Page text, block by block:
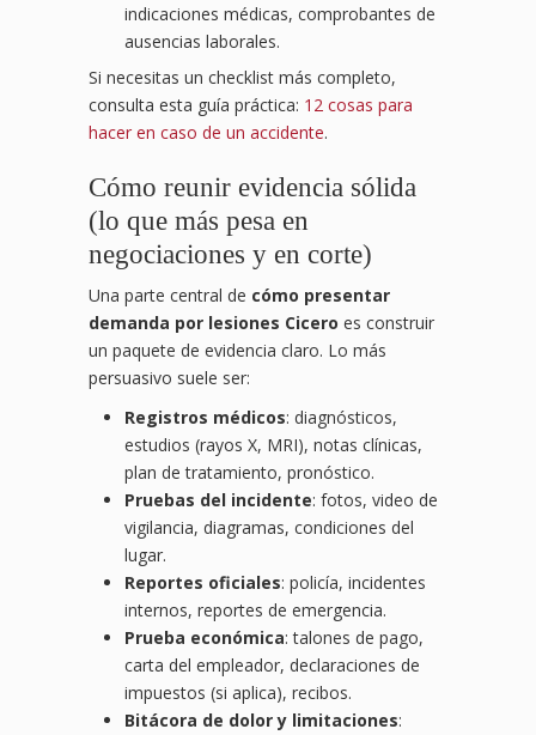
indicaciones médicas, comprobantes de
ausencias laborales.
Si necesitas un checklist más completo,
consulta esta guía práctica: 12 cosas para
hacer en caso de un accidente.
Cómo reunir evidencia sólida
(lo que más pesa en
negociaciones y en corte)
Una parte central de cómo presentar
demanda por lesiones Cicero es construir
un paquete de evidencia claro. Lo más
persuasivo suele ser:
Registros médicos: diagnósticos,
estudios (rayos X, MRI), notas clínicas,
plan de tratamiento, pronóstico.
Pruebas del incidente: fotos, video de
vigilancia, diagramas, condiciones del
lugar.
Reportes oficiales: policía, incidentes
internos, reportes de emergencia.
Prueba económica: talones de pago,
carta del empleador, declaraciones de
impuestos (si aplica), recibos.
Bitácora de dolor y limitaciones: